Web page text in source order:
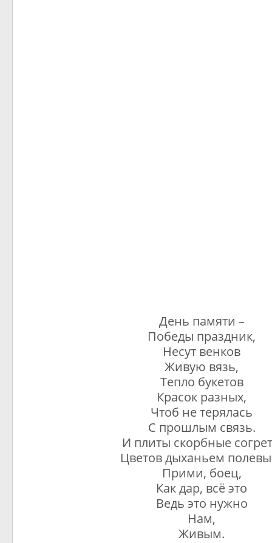
День памяти –
Победы праздник,
Несут венков
Живую вязь,
Тепло букетов
Красок разных,
Чтоб не терялась
С прошлым связь.
И плиты скорбные
Цветов дыханьем
Прими, боец,
Как дар, всё это
Ведь это нужно
Нам,
Живым.